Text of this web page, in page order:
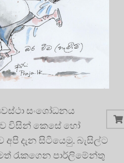
සංශෝධනය
විසින් කෙසේ හෝ
දැන සිටියෙමු. බැසිල්ට
රැකගෙන පාර්ලිමේන්තු